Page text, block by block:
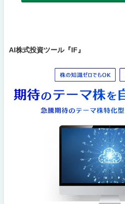
AI株式投資ツール『IF』